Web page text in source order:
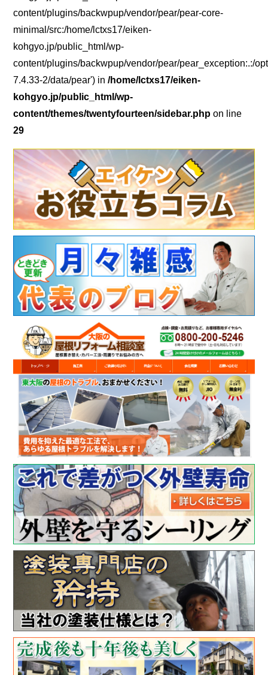
content/plugins/backwpup/vendor/pear/pear-core-
minimal/src:/home/lctxs17/eiken-
kohgyo.jp/public_html/wp-
content/plugins/backwpup/vendor/pear/pear_exception:.:/
7.4.33-2/data/pear') in/home/lctxs17/eiken-
kohgyo.jp/public_html/wp-
content/themes/twentyfourteen/sidebar.php on line
29